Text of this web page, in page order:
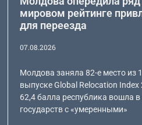
мировом рейтинге
для переезда
07.08.2026
Молдова заняла 82-е место из
выпуске Global Relocation
62,4 балла республика вошла
государств с «умеренными»